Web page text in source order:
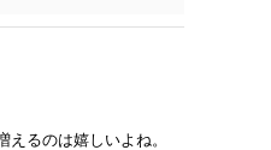
るのは嬉しいよね。